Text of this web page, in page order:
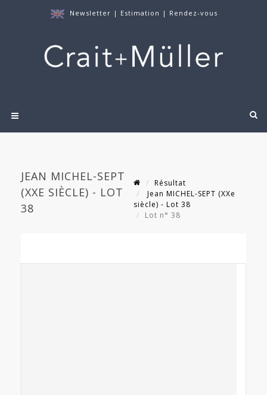
Newsletter | Estimation | Rendez-vous
JEAN MICHEL-SEPT
(XXE SIÈCLE) - LOT
38
Résultat
Jean MICHEL-SEPT (XXe
siècle) - Lot 38
Lot n° 38